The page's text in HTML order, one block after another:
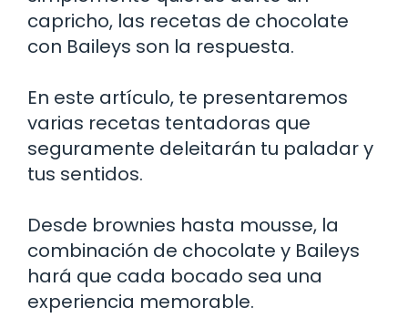
capricho, las recetas de chocolate
con Baileys son la respuesta.
En este artículo, te presentaremos
varias recetas tentadoras que
seguramente deleitarán tu paladar y
tus sentidos.
Desde brownies hasta mousse, la
combinación de chocolate y Baileys
hará que cada bocado sea una
experiencia memorable.